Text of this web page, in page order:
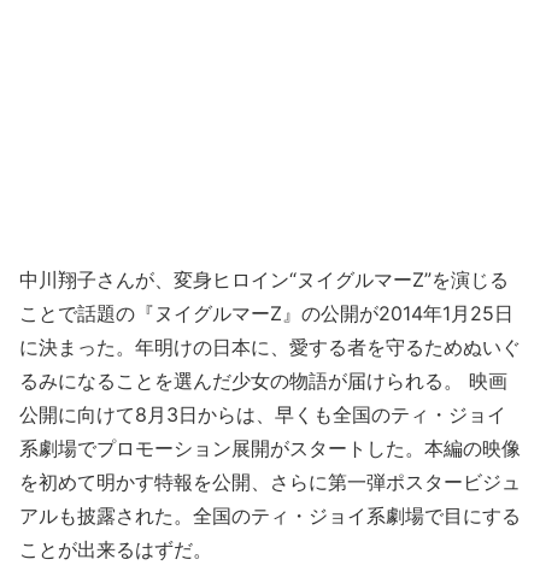
中川翔子さんが、変身ヒロイン“ヌイグルマーZ”を演じる
ことで話題の『ヌイグルマーZ』の公開が2014年1月25日
に決まった。年明けの日本に、愛する者を守るためぬいぐ
るみになることを選んだ少女の物語が届けられる。 映画
公開に向けて8月3日からは、早くも全国のティ・ジョイ
系劇場でプロモーション展開がスタートした。本編の映像
を初めて明かす特報を公開、さらに第一弾ポスタービジュ
アルも披露された。全国のティ・ジョイ系劇場で目にする
ことが出来るはずだ。